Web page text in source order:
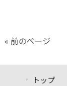
« 前のページ
トップ